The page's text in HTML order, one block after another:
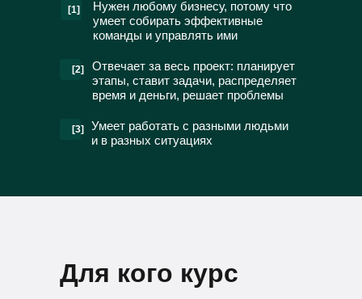
[1]
Нужен любому бизнесу, потому что
умеет собирать эффективные
команды и управлять ими
[2]
Отвечает за весь проект: планирует
этапы, ставит задачи, распределяет
время и деньги, решает проблемы
[3]
Умеет работать с разными людьми
и в разных ситуациях
Для кого курс